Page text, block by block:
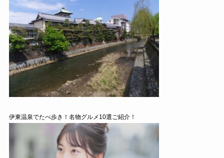
伊東温泉でたべ歩き！名物グルメ10選ご紹介！